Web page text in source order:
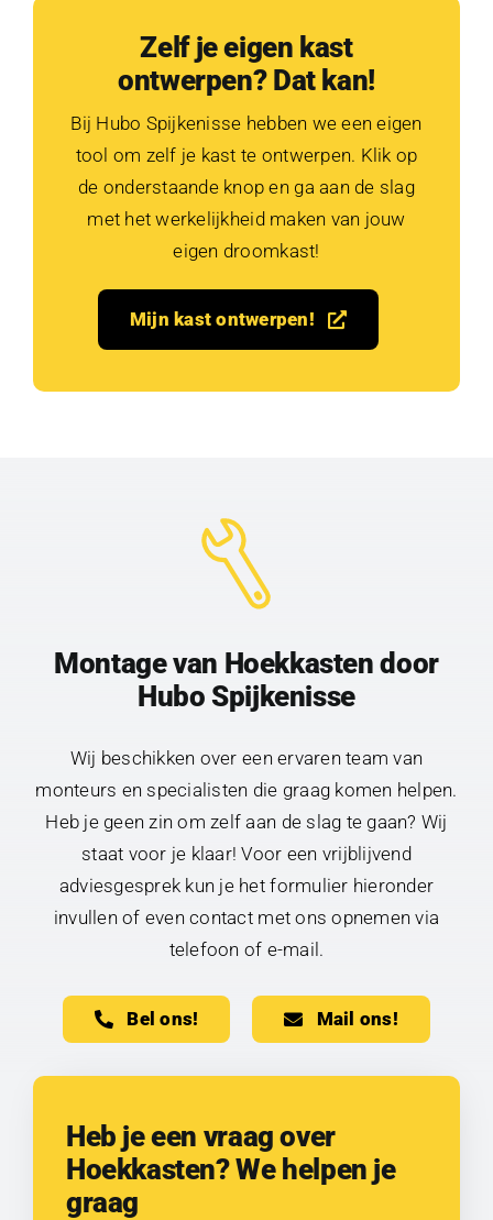
Zelf je eigen kast
ontwerpen? Dat kan!
Bij Hubo Spijkenisse hebben we een eigen
tool om zelf je kast te ontwerpen. Klik op
de onderstaande knop en ga aan de slag
met het werkelijkheid maken van jouw
eigen droomkast!
Mijn kast ontwerpen!
Montage van Hoekkasten door
Hubo Spijkenisse
Wij beschikken over een ervaren team van
monteurs en specialisten die graag komen helpen.
Heb je geen zin om zelf aan de slag te gaan? Wij
staat voor je klaar! Voor een vrijblijvend
adviesgesprek kun je het formulier hieronder
invullen of even contact met ons opnemen via
telefoon of e-mail.
Bel ons! Mail ons!
Heb je een vraag over
Hoekkasten? We helpen je
graag